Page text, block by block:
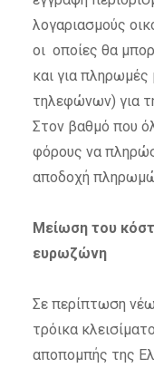
λογαριασμούς
οι οποίες θα
και για
τηλεφώνων) για
Στον βαθμό που
φόρους να
αποδοχή
Μείωση του
ευρωζώνη
Σε περίπτωση
τρόικα
αποπομπής της